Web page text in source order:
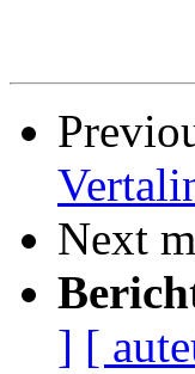
Next
] [